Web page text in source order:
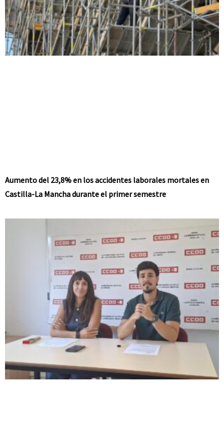
Aumento del 23,8% en los accidentes laborales mortales en
Castilla-La Mancha durante el primer semestre